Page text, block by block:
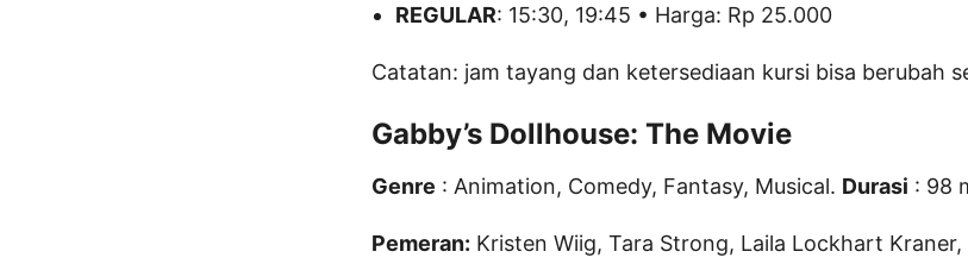
REGULAR: 15:30, 19:45 • Harga: Rp 25.000
Catatan: jam tayang dan ketersediaan kursi bisa berubah
Gabby’s Dollhouse: The Movie
Genre : Animation, Comedy, Fantasy, Musical. Durasi : 98
Pemeran: Kristen Wiig, Tara Strong, Laila Lockhart